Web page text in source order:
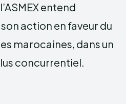
entend
action en faveur du
marocaines, dans un
concurrentiel.